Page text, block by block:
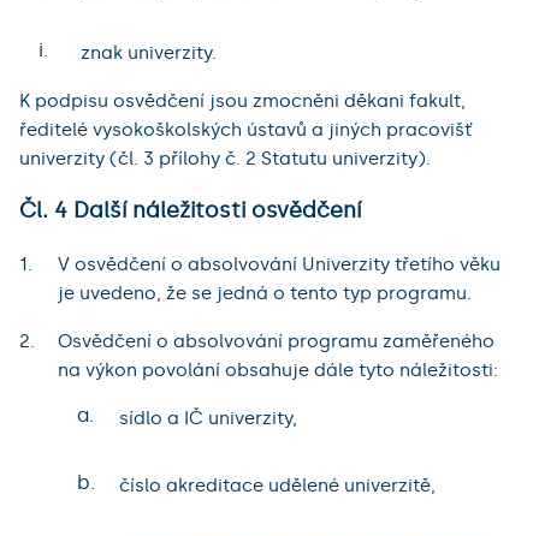
i. znak univerzity.
K podpisu osvědčení jsou zmocněni děkani fakult,
ředitelé vysokoškolských ústavů a jiných pracovišť
univerzity (čl. 3 přílohy č. 2 Statutu univerzity).
Čl. 4 Další náležitosti osvědčení
V osvědčení o absolvování Univerzity třetího věku
je uvedeno, že se jedná o tento typ programu.
Osvědčení o absolvování programu zaměřeného
na výkon povolání obsahuje dále tyto náležitosti:
a. sídlo a IČ univerzity,
b. číslo akreditace udělené univerzitě,